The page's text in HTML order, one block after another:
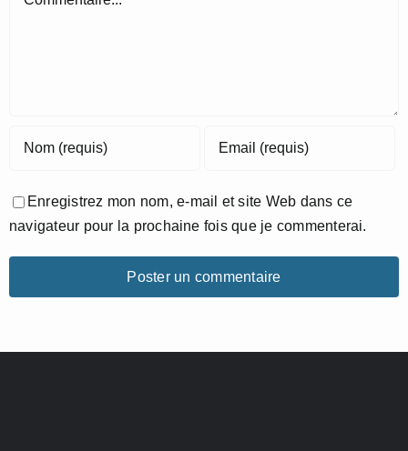
Enregistrez mon nom, e-mail et site Web dans ce
navigateur pour la prochaine fois que je commenterai.